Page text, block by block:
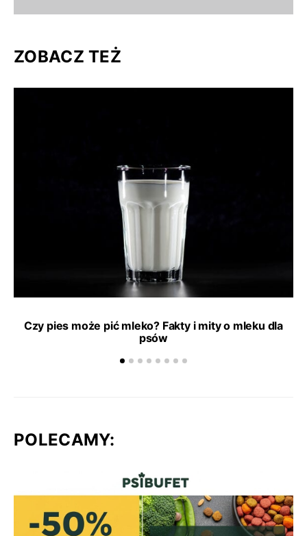
ZOBACZ TEŻ
Czy pies może pić mleko? Fakty i mity o mleku dla
psów
POLECAMY: